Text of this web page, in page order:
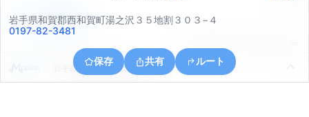
岩手県和賀郡西和賀町湯之沢３５地割３０３−４
0197-82-3481
保存 共有 ルート
岩手県和賀郡西和賀町湯之沢
アプリで見る